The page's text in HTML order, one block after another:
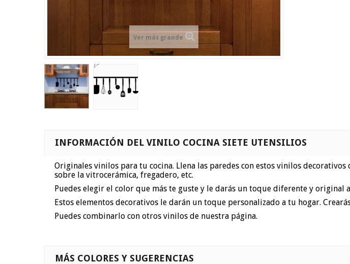
Ver más grande
]>
INFORMACIÓN DEL VINILO COCINA SIETE UTENSILIOS
Originales vinilos para tu cocina. Llena las paredes con estos vinilos
sobre la vitrocerámica, fregadero, etc.
Puedes elegir el color que más te guste y le darás un toque diferente y original
Estos elementos decorativos le darán un toque personalizado a tu hogar.
Puedes combinarlo con otros vinilos de nuestra página.
MÁS COLORES Y SUGERENCIAS